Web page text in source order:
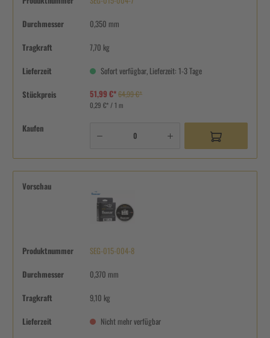
Durchmesser 0,350 mm
Tragkraft 7,70 kg
Lieferzeit Sofort verfügbar, Lieferzeit: 1-3 Tage
Stückpreis 51,99 €*64,99 €*
0,29 €* / 1 m
Kaufen
Vorschau
Produktnummer SEG-015-004-8
Durchmesser 0,370 mm
Tragkraft 9,10 kg
Lieferzeit Nicht mehr verfügbar